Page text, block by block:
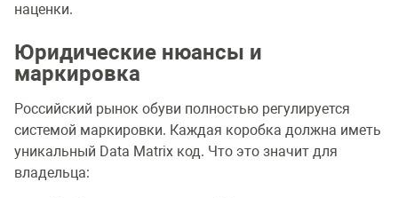
наценки.
Юридические нюансы и
маркировка
Российский рынок обуви полностью регулируется
системой маркировки. Каждая коробка должна иметь
уникальный Data Matrix код. Что это значит для
владельца: